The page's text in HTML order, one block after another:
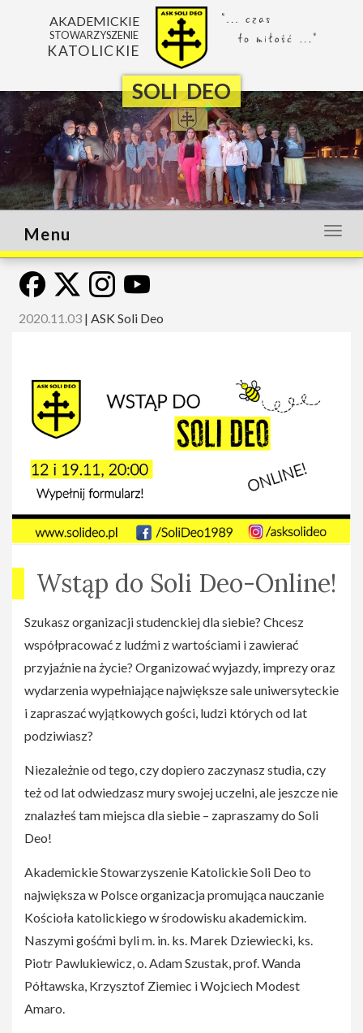
SOLI DEO
AKADEMICKIE
STOWARZYSZENIE
KATOLICKIE
lub
Menu
2020.11.03 | ASK Soli Deo
Wstąp do Soli Deo-Online!
Szukasz organizacji studenckiej dla siebie? Chcesz
współpracować z ludźmi z wartościami i zawierać
przyjaźnie na życie? Organizować wyjazdy, imprezy oraz
wydarzenia wypełniające największe sale uniwersyteckie
i zapraszać wyjątkowych gości, ludzi których od lat
podziwiasz?
Niezależnie od tego, czy dopiero zaczynasz studia, czy
też od lat odwiedzasz mury swojej uczelni, ale jeszcze nie
znalazłeś tam miejsca dla siebie – zapraszamy do Soli
Deo!
Akademickie Stowarzyszenie Katolickie Soli Deo to
największa w Polsce organizacja promująca nauczanie
Kościoła katolickiego w środowisku akademickim.
Naszymi gośćmi byli m. in. ks. Marek Dziewiecki, ks.
Piotr Pawlukiewicz, o. Adam Szustak, prof. Wanda
Półtawska, Krzysztof Ziemiec i Wojciech Modest
Amaro.